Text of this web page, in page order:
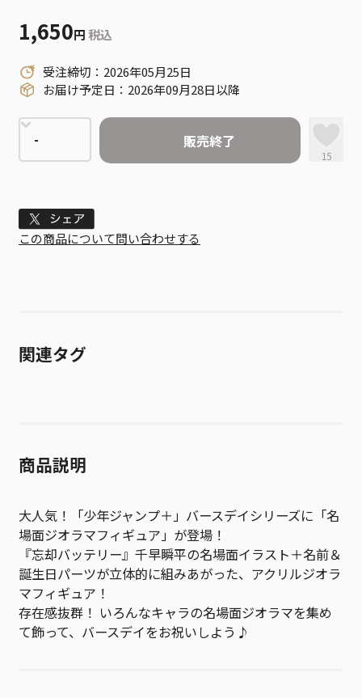
1,650円 税込
受注締切：2026年05月25日
お届け予定日：2026年09月28日以降
販売終了
15
Tweet
この商品について問い合わせする
関連タグ
商品説明
大人気！「少年ジャンプ＋」バースデイシリーズに「名
場面ジオラマフィギュア」が登場！
『忘却バッテリー』千早瞬平の名場面イラスト＋名前＆
誕生日パーツが立体的に組みあがった、アクリルジオラ
マフィギュア！
存在感抜群！ いろんなキャラの名場面ジオラマを集め
て飾って、バースデイをお祝いしよう♪